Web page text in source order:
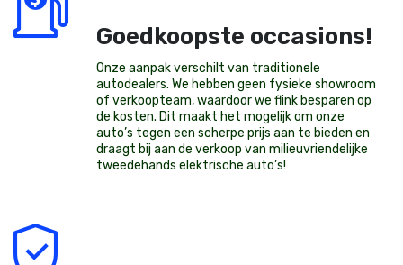
Goedkoopste occasions!
Onze aanpak verschilt van traditionele
autodealers. We hebben geen fysieke showroom
of verkoopteam, waardoor we flink besparen op
de kosten. Dit maakt het mogelijk om onze
auto’s tegen een scherpe prijs aan te bieden en
draagt bij aan de verkoop van milieuvriendelijke
tweedehands elektrische auto’s!